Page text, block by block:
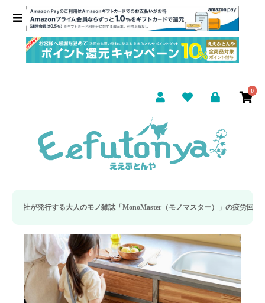
0
人のモノ雑誌「MonoMaster（モノマスター）」の疲労回復・睡眠の向上特集